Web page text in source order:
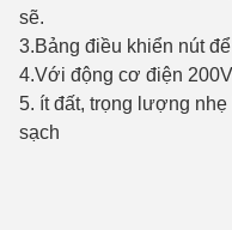
sẽ.
3.Bảng điều khiển nút
4.Với động cơ điện
5. ít đất, trọng lượng
sạch